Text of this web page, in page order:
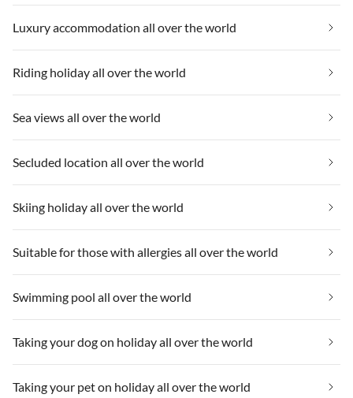
Luxury accommodation all over the world
Riding holiday all over the world
Sea views all over the world
Secluded location all over the world
Skiing holiday all over the world
Suitable for those with allergies all over the world
Swimming pool all over the world
Taking your dog on holiday all over the world
Taking your pet on holiday all over the world